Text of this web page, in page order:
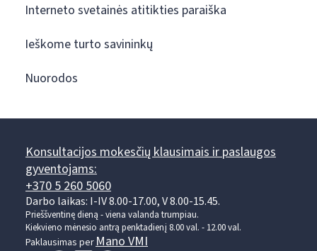
Interneto svetainės atitikties paraiška
Ieškome turto savininkų
Nuorodos
Konsultacijos mokesčių klausimais ir paslaugos
gyventojams:
+370 5 260 5060
Darbo laikas: I-IV 8.00-17.00, V 8.00-15.45.
Prieššventinę dieną - viena valanda trumpiau.
Kiekvieno mėnesio antrą penktadienį 8.00 val. - 12.00 val.
Paklausimas per Mano VMI